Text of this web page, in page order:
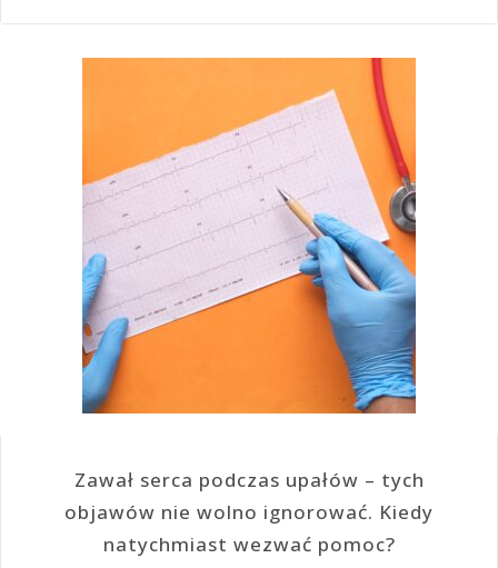
Zawał serca podczas upałów – tych
objawów nie wolno ignorować. Kiedy
natychmiast wezwać pomoc?